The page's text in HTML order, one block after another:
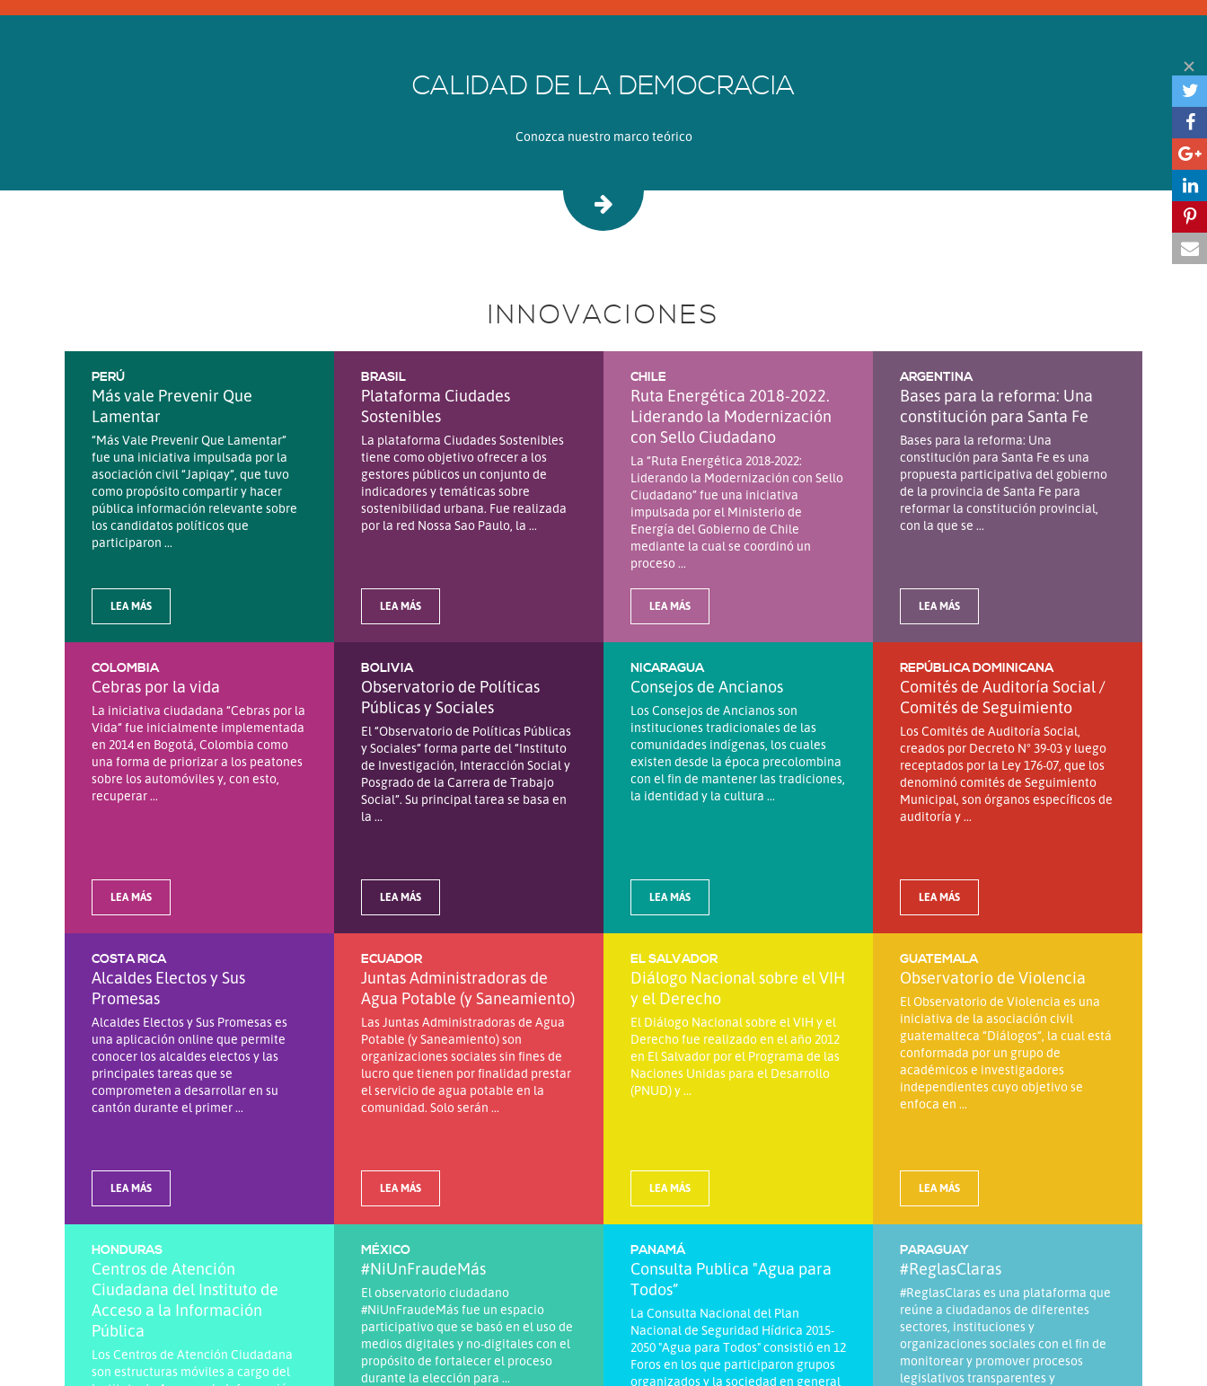
CALIDAD DE LA DEMOCRACIA
Conozca nuestro marco teórico
INNOVACIONES
PERÚ
Más vale Prevenir Que
Lamentar
“Más Vale Prevenir Que Lamentar”
fue una iniciativa impulsada por la
asociación civil “Japiqay”, que tuvo
como propósito compartir y hacer
pública información relevante sobre
los candidatos políticos que
participaron ...
LEA MÁS
BRASIL
Plataforma Ciudades
Sostenibles
La plataforma Ciudades Sostenibles
tiene como objetivo ofrecer a los
gestores públicos un conjunto de
indicadores y temáticas sobre
sostenibilidad urbana. Fue realizada
por la red Nossa Sao Paulo, la ...
LEA MÁS
CHILE
Ruta Energética 2018-2022.
Liderando la Modernización
con Sello Ciudadano
La “Ruta Energética 2018-2022:
Liderando la Modernización con Sello
Ciudadano” fue una iniciativa
impulsada por el Ministerio de
Energía del Gobierno de Chile
mediante la cual se coordinó un
proceso ...
LEA MÁS
ARGENTINA
Bases para la reforma: Una
constitución para Santa Fe
Bases para la reforma: Una
constitución para Santa Fe es una
propuesta participativa del gobierno
de la provincia de Santa Fe para
reformar la constitución provincial,
con la que se ...
LEA MÁS
COLOMBIA
Cebras por la vida
La iniciativa ciudadana “Cebras por la
Vida” fue inicialmente implementada
en 2014 en Bogotá, Colombia como
una forma de priorizar a los peatones
sobre los automóviles y, con esto,
recuperar ...
LEA MÁS
BOLIVIA
Observatorio de Políticas
Públicas y Sociales
El “Observatorio de Políticas Públicas
y Sociales” forma parte del “Instituto
de Investigación, Interacción Social y
Posgrado de la Carrera de Trabajo
Social”. Su principal tarea se basa en
la ...
LEA MÁS
NICARAGUA
Consejos de Ancianos
Los Consejos de Ancianos son
instituciones tradicionales de las
comunidades indígenas, los cuales
existen desde la época precolombina
con el fin de mantener las tradiciones,
la identidad y la cultura ...
LEA MÁS
REPÚBLICA DOMINICANA
Comités de Auditoría Social /
Comités de Seguimiento
Los Comités de Auditoría Social,
creados por Decreto N° 39-03 y luego
receptados por la Ley 176-07, que los
denominó comités de Seguimiento
Municipal, son órganos específicos de
auditoría y ...
LEA MÁS
COSTA RICA
Alcaldes Electos y Sus
Promesas
Alcaldes Electos y Sus Promesas es
una aplicación online que permite
conocer los alcaldes electos y las
principales tareas que se
comprometen a desarrollar en su
cantón durante el primer ...
LEA MÁS
ECUADOR
Juntas Administradoras de
Agua Potable (y Saneamiento)
Las Juntas Administradoras de Agua
Potable (y Saneamiento) son
organizaciones sociales sin fines de
lucro que tienen por finalidad prestar
el servicio de agua potable en la
comunidad. Solo serán ...
LEA MÁS
EL SALVADOR
Diálogo Nacional sobre el VIH
y el Derecho
El Diálogo Nacional sobre el VIH y el
Derecho fue realizado en el año 2012
en El Salvador por el Programa de las
Naciones Unidas para el Desarrollo
(PNUD) y ...
LEA MÁS
GUATEMALA
Observatorio de Violencia
El Observatorio de Violencia es una
iniciativa de la asociación civil
guatemalteca “Diálogos”, la cual está
conformada por un grupo de
académicos e investigadores
independientes cuyo objetivo se
enfoca en ...
LEA MÁS
HONDURAS
Centros de Atención
Ciudadana del Instituto de
Acceso a la Información
Pública
Los Centros de Atención Ciudadana
son estructuras móviles a cargo del
MÉXICO
#NiUnFraudeMás
El observatorio ciudadano
#NiUnFraudeMás fue un espacio
participativo que se basó en el uso de
medios digitales y no-digitales con el
propósito de fortalecer el proceso
durante la elección para ...
PANAMÁ
Consulta Publica "Agua para
Todos”
La Consulta Nacional del Plan
Nacional de Seguridad Hídrica 2015-
2050 "Agua para Todos" consistió en 12
Foros en los que participaron grupos
organizados y la sociedad en general
PARAGUAY
#ReglasClaras
#ReglasClaras es una plataforma que
reúne a ciudadanos de diferentes
sectores, instituciones y
organizaciones sociales con el fin de
monitorear y promover procesos
legislativos transparentes y